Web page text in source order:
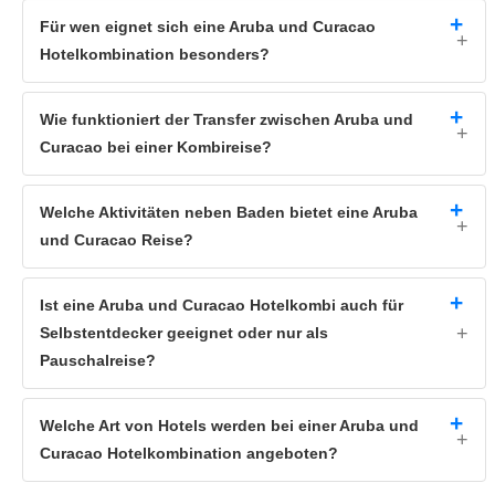
Für wen eignet sich eine Aruba und Curacao
Hotelkombination besonders?
Wie funktioniert der Transfer zwischen Aruba und
Curacao bei einer Kombireise?
Welche Aktivitäten neben Baden bietet eine Aruba
und Curacao Reise?
Ist eine Aruba und Curacao Hotelkombi auch für
Selbstentdecker geeignet oder nur als
Pauschalreise?
Welche Art von Hotels werden bei einer Aruba und
Curacao Hotelkombination angeboten?